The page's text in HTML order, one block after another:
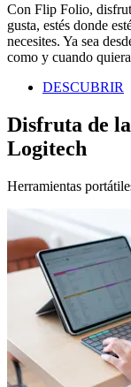
Con Flip Folio,
gusta, estés donde
necesites. Ya sea
como y cuando
DESCUBRIR
Disfruta de
Logitech
Herramientas